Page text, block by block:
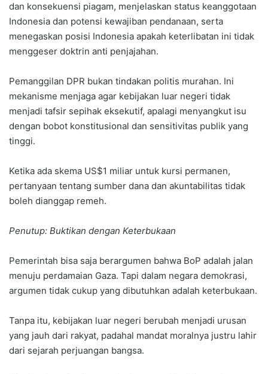
dan konsekuensi piagam, menjelaskan status keanggotaan
Indonesia dan potensi kewajiban pendanaan, serta
menegaskan posisi Indonesia apakah keterlibatan ini tidak
menggeser doktrin anti penjajahan.
Pemanggilan DPR bukan tindakan politis murahan. Ini
mekanisme menjaga agar kebijakan luar negeri tidak
menjadi tafsir sepihak eksekutif, apalagi menyangkut isu
dengan bobot konstitusional dan sensitivitas publik yang
tinggi.
Ketika ada skema US$1 miliar untuk kursi permanen,
pertanyaan tentang sumber dana dan akuntabilitas tidak
boleh dianggap remeh.
Penutup: Buktikan dengan Keterbukaan
Pemerintah bisa saja berargumen bahwa BoP adalah jalan
menuju perdamaian Gaza. Tapi dalam negara demokrasi,
argumen tidak cukup yang dibutuhkan adalah keterbukaan.
Tanpa itu, kebijakan luar negeri berubah menjadi urusan
yang jauh dari rakyat, padahal mandat moralnya justru lahir
dari sejarah perjuangan bangsa.